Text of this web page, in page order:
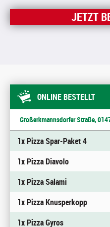
JETZT
ONLINE BESTELLT
Großerkmannsdorfer Straße,
1x Pizza Spar-Paket 4
1x Pizza Diavolo
1x Pizza Salami
1x Pizza Knusperkopp
1x Pizza Gyros